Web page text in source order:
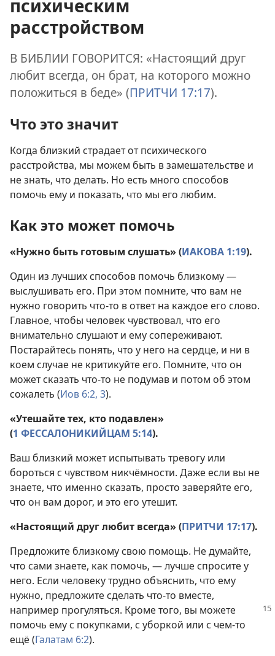
психическим
расстройством
В БИБЛИИ ГОВОРИТСЯ: «Настоящий друг
любит всегда, он брат, на которого можно
положиться в беде» (ПРИТЧИ 17:17).
Что это значит
Когда близкий страдает от психического
расстройства, мы можем быть в замешательстве и
не знать, что делать. Но есть много способов
помочь ему и показать, что мы его любим.
Как это может помочь
«Нужно быть готовым слушать» (ИАКОВА 1:19).
Один из лучших способов помочь близкому —
выслушивать его. При этом помните, что вам не
нужно говорить что-то в ответ на каждое его слово.
Главное, чтобы человек чувствовал, что его
внимательно слушают и ему сопереживают.
Постарайтесь понять, что у него на сердце, и ни в
коем случае не критикуйте его. Помните, что он
может сказать что-то не подумав и потом об этом
сожалеть (Иов 6:2, 3).
«Утешайте тех, кто подавлен»
(1 ФЕССАЛОНИКИЙЦАМ 5:14).
Ваш близкий может испытывать тревогу или
бороться с чувством никчёмности. Даже если вы не
знаете, что именно сказать, просто заверяйте его,
что он вам дорог, и это его утешит.
«Настоящий друг любит всегда» (ПРИТЧИ 17:17).
Предложите близкому свою помощь. Не думайте,
что сами знаете, как помочь, — лучше спросите у
него. Если человеку трудно объяснить, что ему
нужно, предложите сделать что-то вместе,
например прогуляться. Кроме того, вы можете
помочь ему с покупками, с уборкой или с чем-то
ещё (Галатам 6:2).